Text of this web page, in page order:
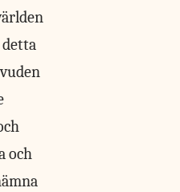
detta
och